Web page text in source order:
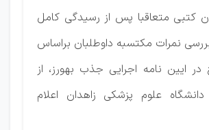
کتبی متعاقبا پس از رسیدگی کامل
نمرات مکتسبه داوطلبان براساس
ایین نامه اجرایی جذب بهورز، از
علوم پزشکی زاهدان اعلام